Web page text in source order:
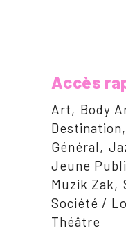
Accès
Art Body
Destination
Général
Jeune
Muzik Zak
Société /
Théâtre